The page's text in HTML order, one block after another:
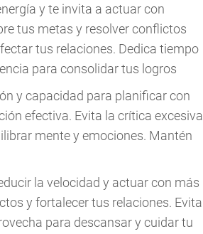
y te invita a actuar con
tus metas y resolver conflictos
tus relaciones. Dedica tiempo
para consolidar tus logros
y capacidad para planificar con
efectiva. Evita la crítica excesiva
mente y emociones. Mantén
la velocidad y actuar con más
y fortalecer tus relaciones. Evita
para descansar y cuidar tu